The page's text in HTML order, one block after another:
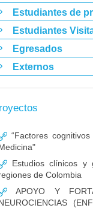
Estudiantes de
Estudiantes
Egresados
Externos
“Factores
Estudios clínicos y
de Colombia
APOYO Y